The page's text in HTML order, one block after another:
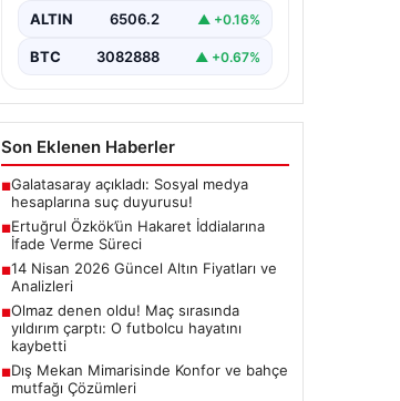
ALTIN 6506.2 ▲ +0.16%
BTC 3082888 ▲ +0.67%
Son Eklenen Haberler
■Galatasaray açıkladı: Sosyal medya
hesaplarına suç duyurusu!
■Ertuğrul Özkök’ün Hakaret İddialarına
İfade Verme Süreci
■14 Nisan 2026 Güncel Altın Fiyatları ve
Analizleri
■Olmaz denen oldu! Maç sırasında
yıldırım çarptı: O futbolcu hayatını
kaybetti
■Dış Mekan Mimarisinde Konfor ve bahçe
mutfağı Çözümleri